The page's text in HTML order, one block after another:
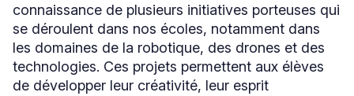
connaissance de plusieurs initiatives porteuses qui
se déroulent dans nos écoles, notamment dans
les domaines de la robotique, des drones et des
technologies. Ces projets permettent aux élèves
de développer leur créativité, leur esprit